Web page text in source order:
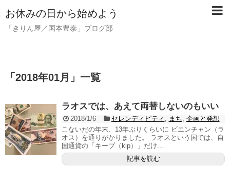
お休みの日から始めよう
「きりん屋／国本豊泰」ブログ部
「 2018年01月 」 一覧
ラオスでは、あえて両替しないのもいい
2018/1/6 セレンディピティ まち 企画と発想
こないだの年末、13年ぶりくらいに ビエンチャン（ラ
オス）を通りがかりました。 ラオスという国では、自
国通貨の「キープ（kip）」だけ...
記事を読む